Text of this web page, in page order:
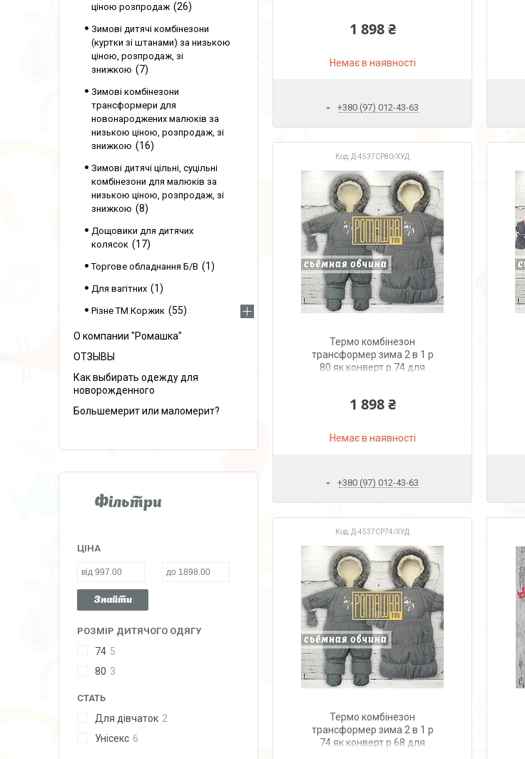
1 898 ₴
Немає в наявності
+380 (97) 012-43-63
Д-4537СР80/ХУД
Термо комбінезон
трансформер зима 2 в 1 р
80 як конверт р 74 для
Сірий
1 898 ₴
Немає в наявності
+380 (97) 012-43-63
Д-4537СР74/ХУД
Термо комбінезон
трансформер зима 2 в 1 р
74 як конверт р 68 для
ціною розпродаж
26
Зимові дитячі комбінезони
(куртки зі штанами) за низькою
ціною, розпродаж, зі
знижкою
7
Зимові комбінезони
трансформери для
новонароджених малюків за
низькою ціною, розпродаж, зі
знижкою
16
Зимові дитячі цільні, суцільні
комбінезони для малюків за
низькою ціною, розпродаж, зі
знижкою
8
Дощовики для дитячих
колясок
17
Торгове обладнання Б/В 1
Для вагітних 1
Різне ТМ Коржик 55
О компании "Ромашка"
ОТЗЫВЫ
Как выбирать одежду для
новорожденного
Большемерит или маломерит?
Фільтри
ЦІНА
Знайти
РОЗМІР ДИТЯЧОГО ОДЯГУ
74 5
80 3
СТАТЬ
Для дівчаток 2
Унісекс 6